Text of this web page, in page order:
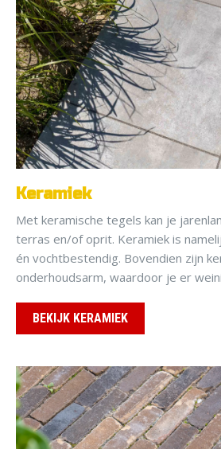
Keramiek
Met keramische tegels kan je
terras en/of oprit. Keramiek is
én vochtbestendig. Bovendien zijn
onderhoudsarm, waardoor je er
BEKIJK KERAMIEK